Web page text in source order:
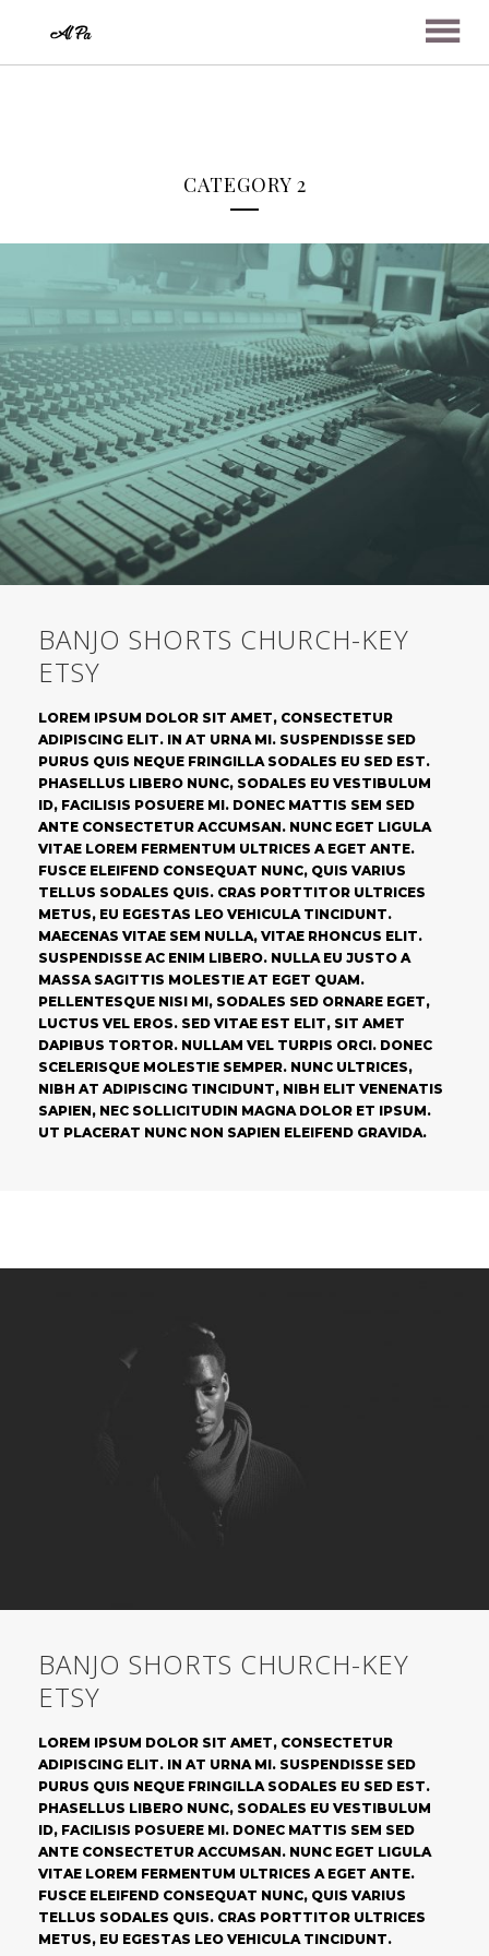
MUSIC
VIDEOS
PHOTOS
CONTACT
CATEGORY 2
BANJO SHORTS CHURCH-KEY
ETSY
LOREM IPSUM DOLOR SIT AMET, CONSECTETUR
ADIPISCING ELIT. IN AT URNA MI. SUSPENDISSE SED
PURUS QUIS NEQUE FRINGILLA SODALES EU SED EST.
PHASELLUS LIBERO NUNC, SODALES EU VESTIBULUM
ID, FACILISIS POSUERE MI. DONEC MATTIS SEM SED
ANTE CONSECTETUR ACCUMSAN. NUNC EGET LIGULA
VITAE LOREM FERMENTUM ULTRICES A EGET ANTE.
FUSCE ELEIFEND CONSEQUAT NUNC, QUIS VARIUS
TELLUS SODALES QUIS. CRAS PORTTITOR ULTRICES
METUS, EU EGESTAS LEO VEHICULA TINCIDUNT.
MAECENAS VITAE SEM NULLA, VITAE RHONCUS ELIT.
SUSPENDISSE AC ENIM LIBERO. NULLA EU JUSTO A
MASSA SAGITTIS MOLESTIE AT EGET QUAM.
PELLENTESQUE NISI MI, SODALES SED ORNARE EGET,
LUCTUS VEL EROS. SED VITAE EST ELIT, SIT AMET
DAPIBUS TORTOR. NULLAM VEL TURPIS ORCI. DONEC
SCELERISQUE MOLESTIE SEMPER. NUNC ULTRICES,
NIBH AT ADIPISCING TINCIDUNT, NIBH ELIT VENENATIS
SAPIEN, NEC SOLLICITUDIN MAGNA DOLOR ET IPSUM.
UT PLACERAT NUNC NON SAPIEN ELEIFEND GRAVIDA.
BANJO SHORTS CHURCH-KEY
ETSY
LOREM IPSUM DOLOR SIT AMET, CONSECTETUR
ADIPISCING ELIT. IN AT URNA MI. SUSPENDISSE SED
PURUS QUIS NEQUE FRINGILLA SODALES EU SED EST.
PHASELLUS LIBERO NUNC, SODALES EU VESTIBULUM
ID, FACILISIS POSUERE MI. DONEC MATTIS SEM SED
ANTE CONSECTETUR ACCUMSAN. NUNC EGET LIGULA
VITAE LOREM FERMENTUM ULTRICES A EGET ANTE.
FUSCE ELEIFEND CONSEQUAT NUNC, QUIS VARIUS
TELLUS SODALES QUIS. CRAS PORTTITOR ULTRICES
METUS, EU EGESTAS LEO VEHICULA TINCIDUNT.